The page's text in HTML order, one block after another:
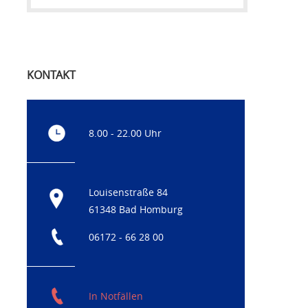
KONTAKT
8.00 - 22.00 Uhr
Louisenstraße 84
61348 Bad Homburg
06172 - 66 28 00
In Notfällen